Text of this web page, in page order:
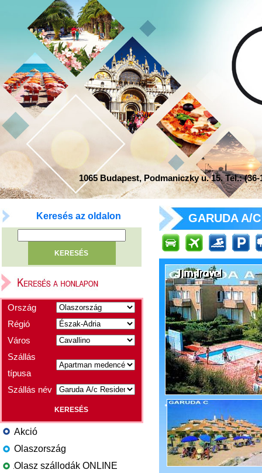
1065 Budapest, Podmaniczky u. 15. Tel.:
GARUDA A/
Keresés az oldalon
Ország
Régió
Város
Szállás
típusa
Szállás név
Akció
Olaszország
Olasz szállodák ONLINE